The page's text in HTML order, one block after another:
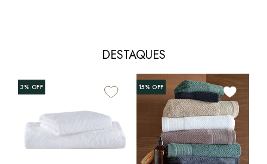
DESTAQUES
3% OFF 15%OFF